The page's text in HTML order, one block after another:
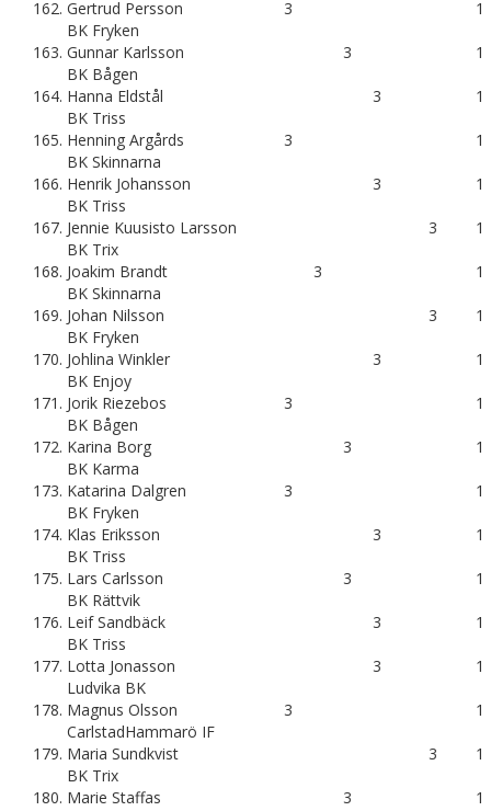
162. Gertrud Persson
BK Fryken
3 1
163. Gunnar Karlsson
BK Bågen
3 1
164. Hanna Eldstål
BK Triss
3 1
165. Henning Argårds
BK Skinnarna
3 1
166. Henrik Johansson
BK Triss
3 1
167. Jennie Kuusisto Larsson
BK Trix
3 1
168. Joakim Brandt
BK Skinnarna
3 1
169. Johan Nilsson
BK Fryken
3 1
170. Johlina Winkler
BK Enjoy
3 1
171. Jorik Riezebos
BK Bågen
3 1
172. Karina Borg
BK Karma
3 1
173. Katarina Dalgren
BK Fryken
3 1
174. Klas Eriksson
BK Triss
3 1
175. Lars Carlsson
BK Rättvik
3 1
176. Leif Sandbäck
BK Triss
3 1
177. Lotta Jonasson
Ludvika BK
3 1
178. Magnus Olsson
CarlstadHammarö IF
3 1
179. Maria Sundkvist
BK Trix
3 1
180. Marie Staffas
3 1